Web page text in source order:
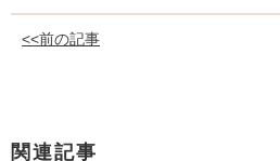
<<前の記事
関連記事